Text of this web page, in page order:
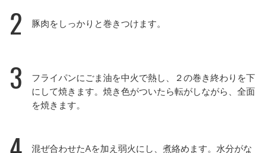
2 豚肉をしっかりと巻きつけます。
3
フライパンにごま油を中火で熱し、２の巻き終わりを下
にして焼きます。焼き色がついたら転がしながら、全面
を焼きます。
混ぜ合わせたAを加え弱火にし、煮絡めます。水分がな